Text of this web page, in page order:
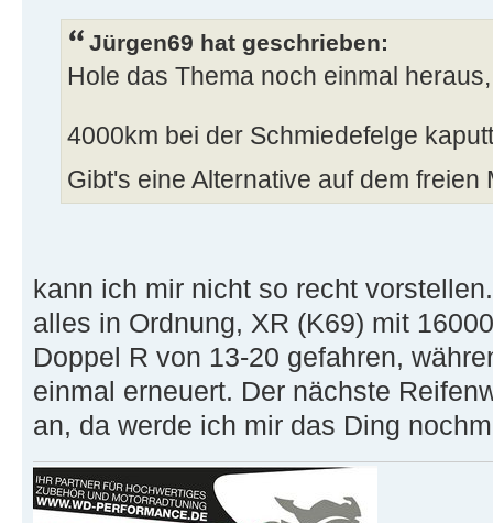
Jürgen69 hat geschrieben:
Hole das Thema noch einmal
4000km bei der Schmiedefelge
Gibt's eine Alternative auf dem
kann ich mir nicht so recht
alles in Ordnung, XR (K69) mit
Doppel R von 13-20 gefahren,
einmal erneuert. Der nächste
an, da werde ich mir das Ding